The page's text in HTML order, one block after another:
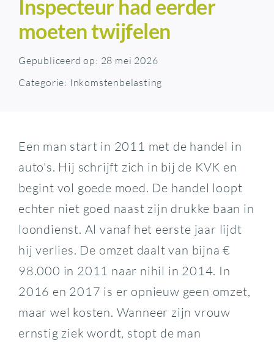
Inspecteur had eerder
moeten twijfelen
Gepubliceerd op: 28 mei 2026
Categorie: Inkomstenbelasting
Een man start in 2011 met de handel in
auto's. Hij schrijft zich in bij de KVK en
begint vol goede moed. De handel loopt
echter niet goed naast zijn drukke baan in
loondienst. Al vanaf het eerste jaar lijdt
hij verlies. De omzet daalt van bijna €
98.000 in 2011 naar nihil in 2014. In
2016 en 2017 is er opnieuw geen omzet,
maar wel kosten. Wanneer zijn vrouw
ernstig ziek wordt, stopt de man